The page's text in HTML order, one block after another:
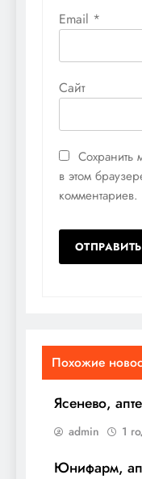
Email *
Сайт
Сохранить
в этом
комментариев.
Похожие
Ясенево,
admin 1
Юнифарм,